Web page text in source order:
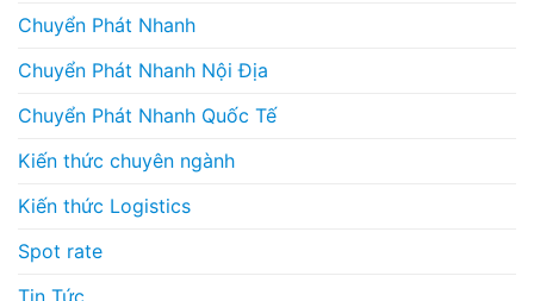
Chuyển Phát Nhanh
Chuyển Phát Nhanh Nội Địa
Chuyển Phát Nhanh Quốc Tế
Kiến thức chuyên ngành
Kiến thức Logistics
Spot rate